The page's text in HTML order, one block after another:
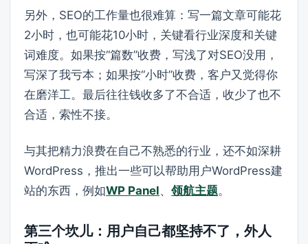
另外，SEO的工作量也很难算：写一篇文章可能花
2小时，也可能花10小时，关键看行业深度和关键
词难度。如果按“篇数”收费，写浅了对SEO没用，
写深了我亏本；如果按“小时”收费，客户又觉得你
在磨洋工。最后往往钱收多了不合适，收少了也不
合适，索性不接。
与其把精力浪费在自己不熟悉的行业，还不如深耕
WordPress，推出一些可以帮助用户WordPress建
站的东西，例如WP Panel、 领航主题。
第三个坎儿：用户自己都坚持不了，外人